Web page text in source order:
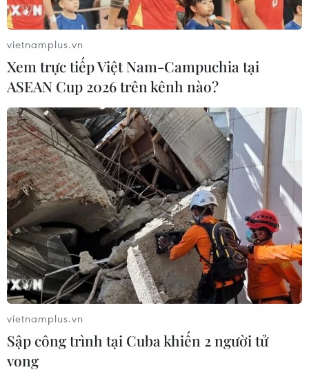
vietnamplus.vn
Xem trực tiếp Việt Nam-Campuchia tại
ASEAN Cup 2026 trên kênh nào?
vietnamplus.vn
Sập công trình tại Cuba khiến 2 người tử
vong